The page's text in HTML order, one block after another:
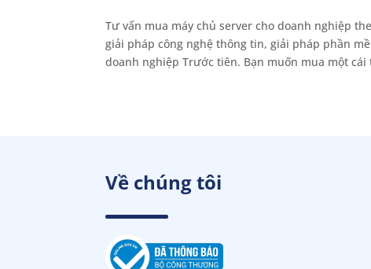
Tư vấn mua máy chủ server cho doanh nghiệp
giải pháp công nghệ thông tin, giải pháp phần
doanh nghiệp Trước tiên. Bạn muốn mua một cái
Về chúng tôi